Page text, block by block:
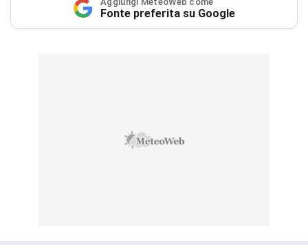
Fonte preferita su Google